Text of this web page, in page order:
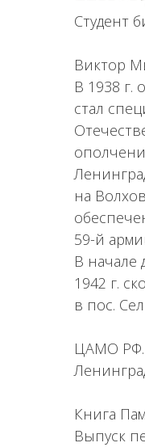
Студент
Виктор
В 1938 г.
стал
на
59-й
В начале
1942 г.
в пос.
ЦАМО РФ.
Книга
Выпуск